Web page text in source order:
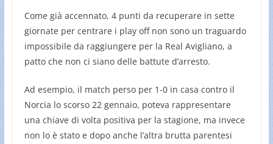
Come già accennato, 4 punti da recuperare in sette
giornate per centrare i play off non sono un traguardo
impossibile da raggiungere per la Real Avigliano, a
patto che non ci siano delle battute d’arresto.
Ad esempio, il match perso per 1-0 in casa contro il
Norcia lo scorso 22 gennaio, poteva rappresentare
una chiave di volta positiva per la stagione, ma invece
non lo è stato e dopo anche l’altra brutta parentesi